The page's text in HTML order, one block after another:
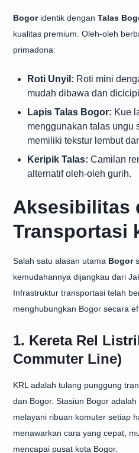
Bogoridentik dengan Talas
kualitas premium. Oleh-oleh
primadona:
Roti Unyil: Roti mini
mudah dibawa dan
Lapis Talas Bogor: Kue
menggunakan talas ungu
memiliki tekstur lembut
Keripik Talas: Camilan
alternatif oleh-oleh gurih.
Aksesibilitas
Transportasi
Salah satu alasan utama Bogor
kemudahannya dijangkau dari
Infrastruktur transportasi telah
menghubungkan Bogor secara
1. Kereta Rel
Commuter Line)
KRL adalah tulang punggung
dan Bogor. Stasiun Bogor
melayani ribuan komuter setiap
menawarkan cara yang cepat,
mencapai pusat kota Bogor.